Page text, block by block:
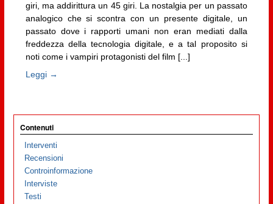
giri, ma addirittura un 45 giri. La nostalgia per un passato
analogico che si scontra con un presente digitale, un
passato dove i rapporti umani non eran mediati dalla
freddezza della tecnologia digitale, e a tal proposito si
noti come i vampiri protagonisti del film [...]
Leggi →
Contenuti
Interventi
Recensioni
Controinformazione
Interviste
Testi